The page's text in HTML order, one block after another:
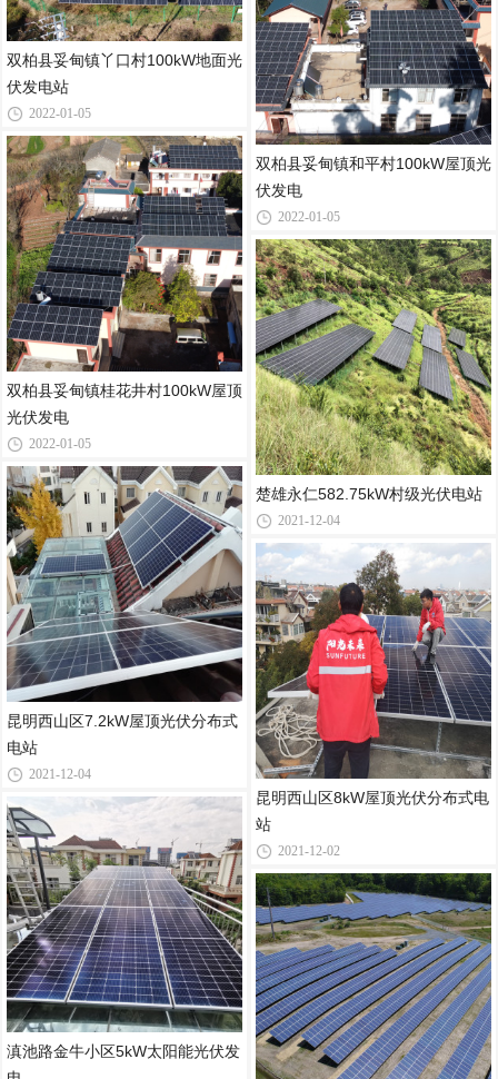
双柏县妥甸镇丫口村100kW地面光
伏发电站
2022-01-05
双柏县妥甸镇桂花井村100kW屋顶
光伏发电
2022-01-05
昆明西山区7.2kW屋顶光伏分布式
电站
2021-12-04
滇池路金牛小区5kW太阳能光伏发
双柏县妥甸镇和平村100kW屋顶光
伏发电
2022-01-05
楚雄永仁582.75kW村级光伏电站
2021-12-04
昆明西山区8kW屋顶光伏分布式电
站
2021-12-02